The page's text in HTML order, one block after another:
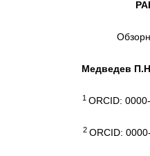
Медведев
1 ORCID:
2 ORCID: